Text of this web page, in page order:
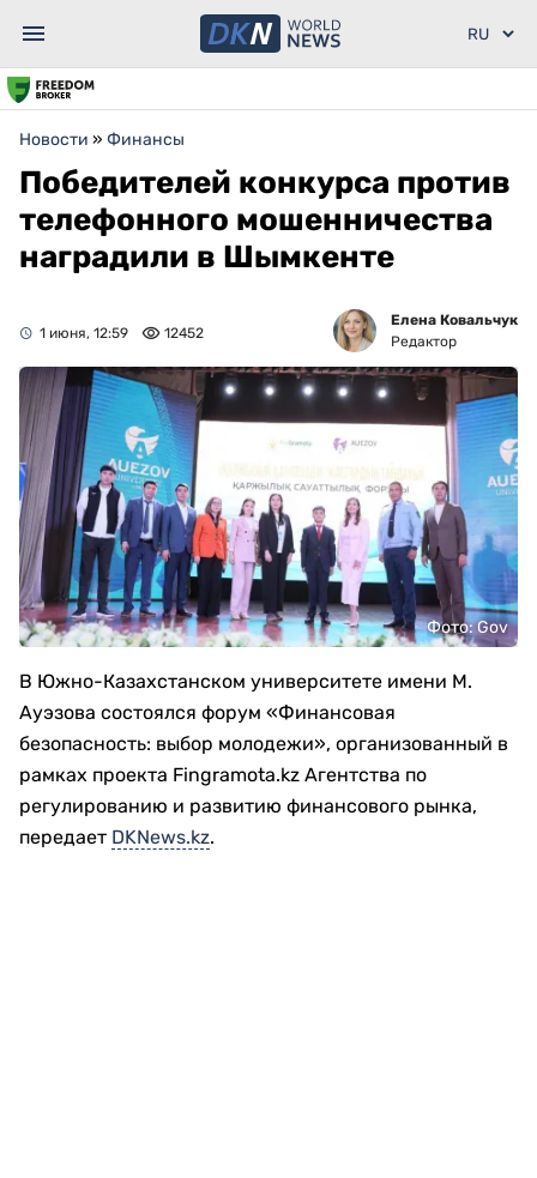
Новости » Финансы
Победителей конкурса против
телефонного мошенничества
наградили в Шымкенте
1 июня, 12:59 12452
Елена Ковальчук
Редактор
Фото: Gov
В Южно-Казахстанском университете имени М.
Ауэзова состоялся форум «Финансовая
безопасность: выбор молодежи», организованный в
рамках проекта Fingramota.kz Агентства по
регулированию и развитию финансового рынка,
передает DKNews.kz.